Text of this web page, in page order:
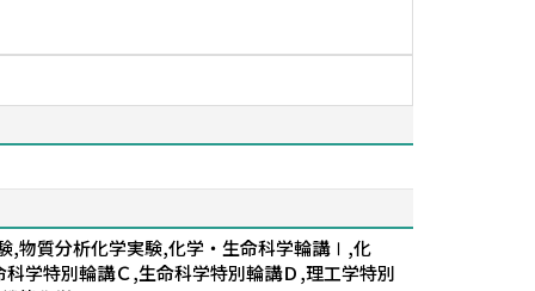
,物質分析化学実験,化学・生命科学輪講Ⅰ,化
学特別輪講Ｃ,生命科学特別輪講Ｄ,理工学特別